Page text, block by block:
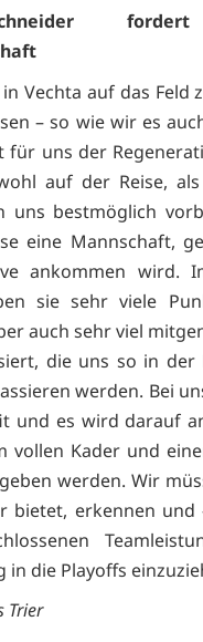
Vechta auf das Feld
– so wie wir es
für uns der
auf der Reise,
uns bestmöglich
eine Mannschaft,
ankommen wird.
sie sehr viele
auch sehr viel
die uns so in der
werden. Bei
und es wird darauf
vollen Kader und
werden. Wir
bietet, erkennen und
die Playoffs
Trier